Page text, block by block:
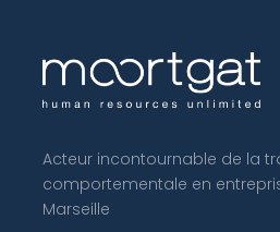
Acteur incontournable de la
comportementale en
Marseille